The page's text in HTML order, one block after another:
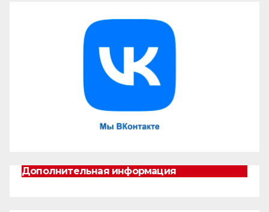
Дополнительная информация